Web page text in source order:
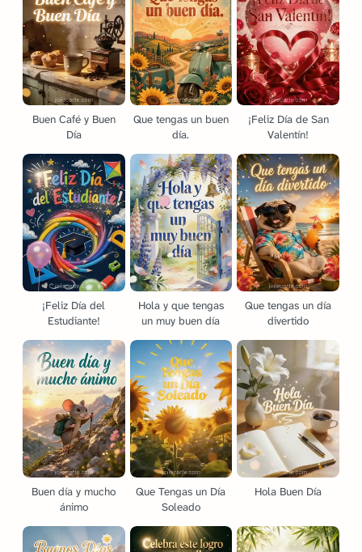
Buen Café y Buen
Día
Que tengas un buen
día.
¡Feliz Día de San
Valentín!
¡Feliz Día del
Estudiante!
Hola y que tengas
un muy buen día
Que tengas un día
divertido
Buen día y mucho
ánimo
Que Tengas un Día
Soleado
Hola Buen Día